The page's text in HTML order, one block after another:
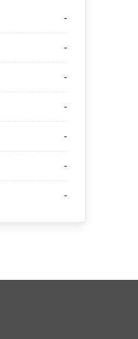
-
-
-
-
-
-
-